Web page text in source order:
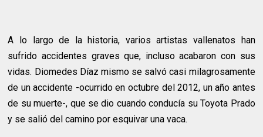
A lo largo de la historia, varios artistas vallenatos han
sufrido accidentes graves que, incluso acabaron con sus
vidas. Diomedes Díaz mismo se salvó casi milagrosamente
de un accidente -ocurrido en octubre del 2012, un año antes
de su muerte-, que se dio cuando conducía su Toyota Prado
y se salió del camino por esquivar una vaca.